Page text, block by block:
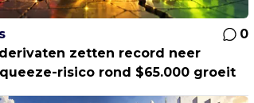
0
zetten record neer
risico rond $65.000 groeit